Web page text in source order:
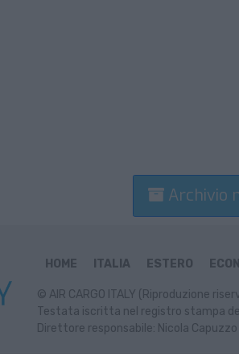
Archivio
HOME ITALIA ESTERO
© AIR CARGO ITALY (Riproduzione
Testata iscritta nel registro stampa
Direttore responsabile: Nicola Capuzzo